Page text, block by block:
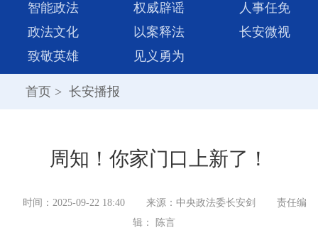
智能政法
权威辟谣
人事任免
政法文化
以案释法
长安微视
致敬英雄
见义勇为
首页 > 长安播报
周知！你家门口上新了！
时间：2025-09-22 18:40 来源：中央政法委长安剑
责任编
辑： 陈言